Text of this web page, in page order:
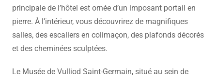
principale de l’hôtel est ornée d’un imposant portail en
pierre. À l’intérieur, vous découvrirez de magnifiques
salles, des escaliers en colimaçon, des plafonds décorés
et des cheminées sculptées.
Le Musée de Vulliod Saint-Germain, situé au sein de